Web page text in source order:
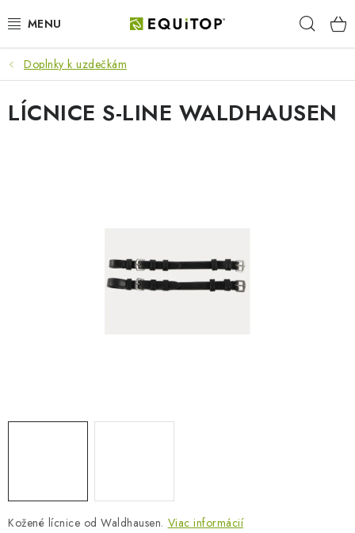
na
JAZDEC
KÔŇ
DARČEKOVÉ POUKAZY
Obchodné podmienky
Dodacie podmienky
Doplnky k uzdečkám
Kožené lícnice od Waldhausen. Viac informácií
LÍCNICE S-LINE WALDHAUSEN